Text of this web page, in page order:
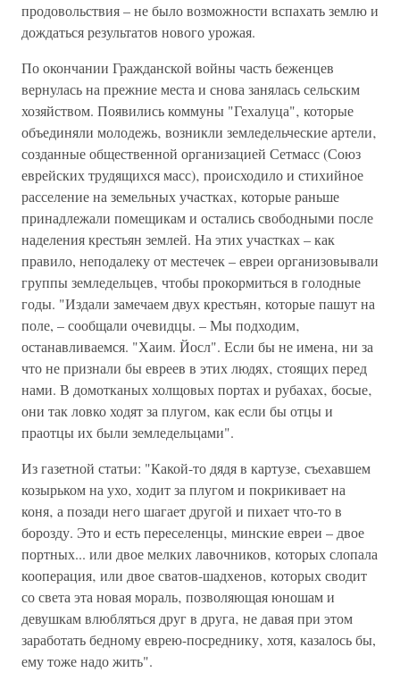
продовольствия – не было возможности вспахать землю и
дождаться результатов нового урожая.
По окончании Гражданской войны часть беженцев
вернулась на прежние места и снова занялась сельским
хозяйством. Появились коммуны "Гехалуца"‚ которые
объединяли молодежь‚ возникли земледельческие артели‚
созданные общественной организацией Сетмасс (Союз
еврейских трудящихся масс)‚ происходило и стихийное
расселение на земельных участках‚ которые раньше
принадлежали помещикам и остались свободными после
наделения крестьян землей. На этих участках – как
правило, неподалеку от местечек – евреи организовывали
группы земледельцев‚ чтобы прокормиться в голодные
годы. "Издали замечаем двух крестьян‚ которые пашут на
поле, – сообщали очевидцы. – Мы подходим‚
останавливаемся. "Хаим. Йосл". Если бы не имена‚ ни за
что не признали бы евреев в этих людях‚ стоящих перед
нами. В домотканых холщовых портах и рубахах‚ босые‚
они так ловко ходят за плугом‚ как если бы отцы и
праотцы их были земледельцами".
Из газетной статьи: "Какой-то дядя в картузе‚ съехавшем
козырьком на ухо‚ ходит за плугом и покрикивает на
коня‚ а позади него шагает другой и пихает что-то в
борозду. Это и есть переселенцы‚ минские евреи – двое
портных... или двое мелких лавочников‚ которых слопала
кооперация‚ или двое сватов-шадхенов‚ которых сводит
со света эта новая мораль‚ позволяющая юношам и
девушкам влюбляться друг в друга‚ не давая при этом
заработать бедному еврею-посреднику‚ хотя, казалось бы,
ему тоже надо жить".